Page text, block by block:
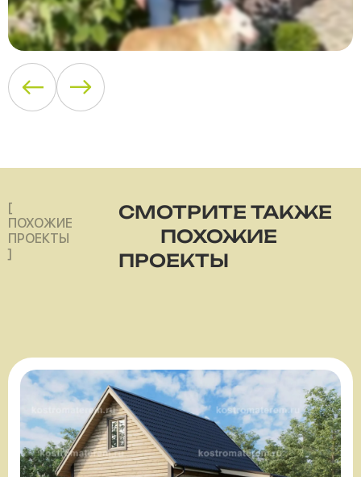
[
ПОХОЖИЕ
ПРОЕКТЫ
]
СМОТРИТЕ ТАКЖЕ
ПОХОЖИЕ
ПРОЕКТЫ